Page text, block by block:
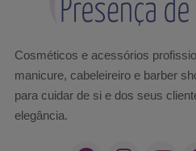
Cosméticos e acessórios
manicure, cabeleireiro e barber
para cuidar de si e dos seus
elegância.